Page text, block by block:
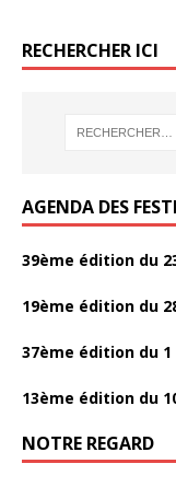
o
RECHERCHER ICI
AGENDA DES
39ème édition du
19ème édition du
37ème édition du
13ème édition du
NOTRE REGARD